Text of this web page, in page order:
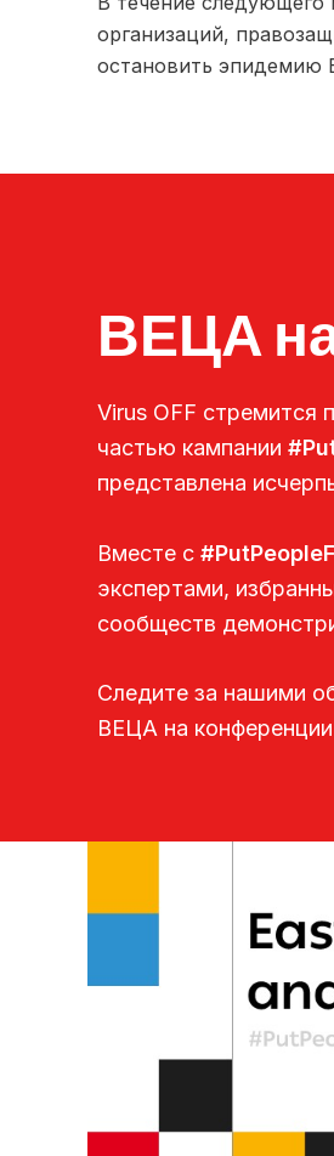
организаций,
остановить эпидемию
ВЕЦА
Virus OFF
частью кампании
представлена
Вместе с
экспертами,
сообществ
Следите за нашими
ВЕЦА на